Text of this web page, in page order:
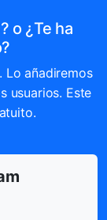
o ¿Te ha
. Lo añadiremos
usuarios. Este